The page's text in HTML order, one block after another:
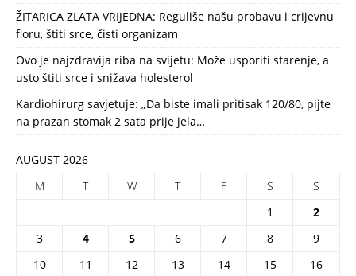
ŽITARICA ZLATA VRIJEDNA: Reguliše našu probavu i crijevnu
floru, štiti srce, čisti organizam
Ovo je najzdravija riba na svijetu: Može usporiti starenje, a
usto štiti srce i snižava holesterol
Kardiohirurg savjetuje: „Da biste imali pritisak 120/80, pijte
na prazan stomak 2 sata prije jela…
AUGUST 2026
M
T W T F S
S
1
2
3
4 5 6 7 8
9
10
11 12 13 14 15 16